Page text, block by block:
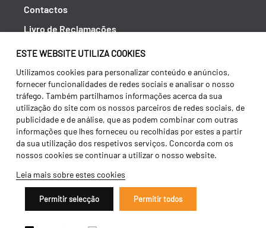
ESTE WEBSITE UTILIZA COOKIES
Utilizamos cookies para personalizar conteúdo e anúncios,
fornecer funcionalidades de redes sociais e analisar o nosso
tráfego. Também partilhamos informações acerca da sua
utilização do site com os nossos parceiros de redes sociais, de
publicidade e de análise, que as podem combinar com outras
informações que lhes forneceu ou recolhidas por estes a partir
da sua utilização dos respetivos serviços. Concorda com os
nossos cookies se continuar a utilizar o nosso website.
Leia mais sobre estes cookies
Permitir selecção Permitir todos
Contactos
Livro de Reclamações
Política de Privacidade
Canal de Denúncias (RGPC)
Termos e condições